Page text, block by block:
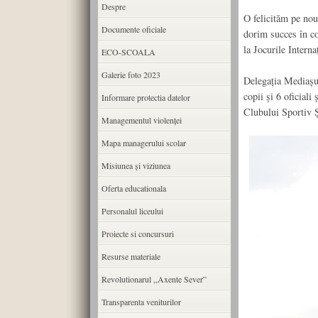
O felicităm pe
dorim succes în
la Jocurile
Delegația
copii și 6 oficiali
Clubului Sportiv
Despre
Documente oficiale
ECO-SCOALA
Galerie foto 2023
Informare protectia datelor
Managementul violenței
Mapa managerului scolar
Misiunea şi viziunea
Oferta educationala
Personalul liceului
Proiecte si concursuri
Resurse materiale
Revolutionarul ,,Axente Sever”
Transparenta veniturilor